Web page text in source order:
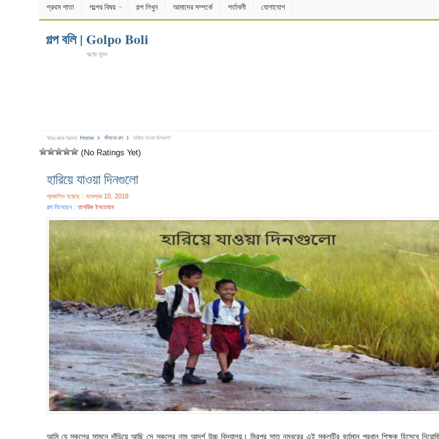
প্রথম পাতা গল্পের বিষয় গল্প লিখুন আমাদের সম্পর্কে শর্তাবলী যোগাযোগ
গল্প বলি | Golpo Boli
গল্পের ভুবন
You are here: Home জীবনের গল্প হারিয়ে যাওয়া দিনগুলো
(No Ratings Yet)
হারিয়ে যাওয়া দিনগুলো
প্রকাশিত হয়েছে : নভেম্বর 10, 2018
গল্প লিখেছেন :তাশরিক ইনতেহাব
আমি যে স্কুলের সামনে দাঁড়িয়ে আছি সে স্কুলের নাম আদর্শ উচ্চ বিদ্যালয়। মিরপুর সাত নম্বরের এই স্কুলটির বর্তমান প্রধান শিক্ষক হিসেবে